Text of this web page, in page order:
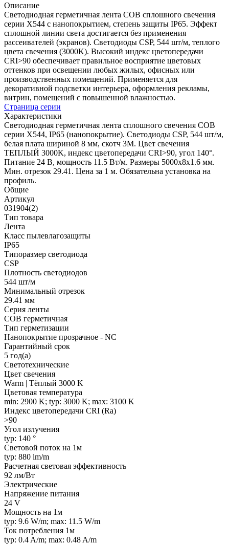
Описание
Светодиодная герметичная лента COB сплошного свечения
серии X544 с нанопокрытием, степень защиты IP65. Эффект
сплошной линии света достигается без применения
рассеивателей (экранов). Светодиоды CSP, 544 шт/м, теплого
цвета свечения (3000K). Высокий индекс цветопередачи
CRI>90 обеспечивает правильное восприятие цветовых
оттенков при освещении любых жилых, офисных или
производственных помещений. Применяется для
декоративной подсветки интерьера, оформления рекламы,
витрин, помещений с повышенной влажностью.
Страница серии
Характеристики
Светодиодная герметичная лента сплошного свечения COB
серии X544, IP65 (нанопокрытие). Светодиоды CSP, 544 шт/м,
белая плата шириной 8 мм, скотч 3M. Цвет свечения
ТЕПЛЫЙ 3000K, индекс цветопередачи CRI>90, угол 140°.
Питание 24 В, мощность 11.5 Вт/м. Размеры 5000х8х1.6 мм.
Мин. отрезок 29.41. Цена за 1 м. Обязательна установка на
профиль.
Общие
Артикул
031904(2)
Тип товара
Лента
Класс пылевлагозащиты
IP65
Типоразмер светодиода
CSP
Плотность светодиодов
544 шт/м
Минимальный отрезок
29.41 мм
Серия ленты
COB герметичная
Тип герметизации
Нанопокрытие прозрачное - NC
Гарантийный срок
5 год(а)
Светотехнические
Цвет свечения
Warm | Тёплый 3000 K
Цветовая температура
min: 2900 K; typ: 3000 K; max: 3100 K
Индекс цветопередачи CRI (Ra)
>90
Угол излучения
typ: 140 °
Световой поток на 1м
typ: 880 lm/m
Расчетная световая эффективность
92 лм/Вт
Электрические
Напряжение питания
24 V
Мощность на 1м
typ: 9.6 W/m; max: 11.5 W/m
Ток потребления 1м
typ: 0.4 A/m; max: 0.48 A/m